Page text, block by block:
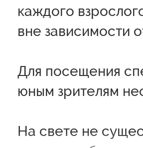
каждого
вне зависимости
Для посещения
юным зрителям
На свете не